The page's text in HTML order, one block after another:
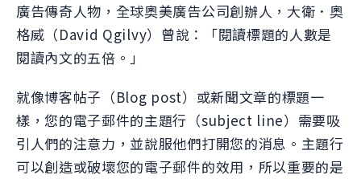
廣告傳奇人物，全球奧美廣告公司創辦人，大衛．奧
格威（David Qgilvy）曾說：「閱讀標題的人數是
閱讀內文的五倍。」
就像博客帖子（Blog post）或新聞文章的標題一
樣，您的電子郵件的主題行（subject line）需要吸
引人們的注意力，並說服他們打開您的消息。主題行
可以創造或破壞您的電子郵件的效用，所以重要的是